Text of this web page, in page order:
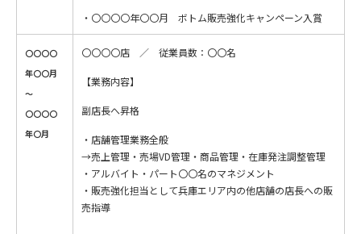
・〇〇〇〇年〇〇月 ボトム販売強化キャンペーン入賞
〇〇〇〇
年〇〇月
～
〇〇〇〇
年〇月
〇〇〇〇店 ／ 従業員数：〇〇名
【業務内容】
副店長へ昇格
・店舗管理業務全般
→売上管理・売場VD管理・商品管理・在庫発注調整管理
・アルバイト・パート〇〇名のマネジメント
・販売強化担当として兵庫エリア内の他店舗の店長への販
売指導